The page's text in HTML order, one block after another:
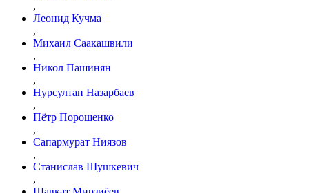
,
Леонид Кучма
,
Михаил Саакашвили
,
Никол Пашинян
,
Нурсултан Назарбаев
,
Пётр Порошенко
,
Сапармурат Ниязов
,
Станислав Шушкевич
,